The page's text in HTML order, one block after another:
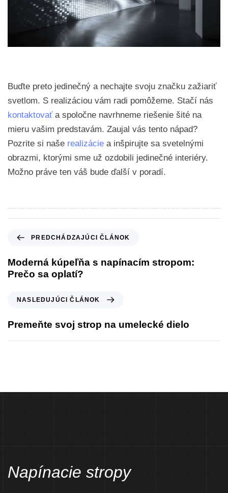
Buďte preto jedinečný a nechajte svoju značku zažiariť
svetlom. S realizáciou vám radi pomôžeme. Stačí nás
kontaktovaťa spoločne navrhneme riešenie šité na
mieru vašim predstavám. Zaujal vás tento nápad?
Pozrite si naše realizácie a inšpirujte sa svetelnými
obrazmi, ktorými sme už ozdobili jedinečné interiéry.
Možno práve ten váš bude ďalší v poradí.
PREDCHÁDZAJÚCI ČLÁNOK
Moderná kúpeľňa s napínacím stropom:
Prečo sa oplatí?
NASLEDUJÚCI ČLÁNOK
Premeňte svoj strop na umelecké dielo
Napínacie stropy